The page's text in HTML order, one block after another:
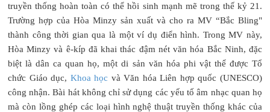
truyền thống hoàn toàn có thể hồi sinh mạnh mẽ trong thế kỷ 21.
Trường hợp của Hòa Minzy sản xuất và cho ra MV “Bắc Bling"
thành công thời gian qua là một ví dụ điển hình. Trong MV này,
Hòa Minzy và ê-kíp đã khai thác đậm nét văn hóa Bắc Ninh, đặc
biệt là dân ca quan họ, một di sản văn hóa phi vật thể được Tổ
chức Giáo dục, Khoa học và Văn hóa Liên hợp quốc (UNESCO)
công nhận. Bài hát không chỉ sử dụng các yếu tố âm nhạc quan họ
mà còn lồng ghép các loại hình nghệ thuật truyền thống khác của